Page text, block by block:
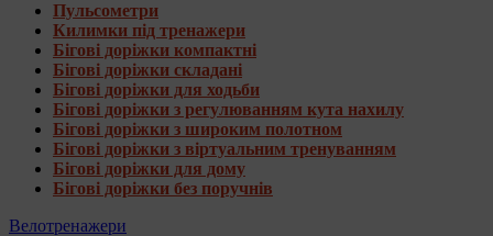
Пульсометри
Килимки під тренажери
Бігові доріжки компактні
Бігові доріжки складані
Бігові доріжки для ходьби
Бігові доріжки з регулюванням кута нахилу
Бігові доріжки з широким полотном
Бігові доріжки з віртуальним тренуванням
Бігові доріжки для дому
Бігові доріжки без поручнів
Велотренажери